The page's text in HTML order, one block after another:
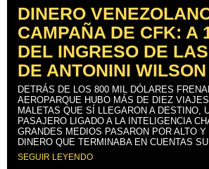
DINERO
CAMPAÑA DE CFK: A
DEL INGRESO DE
DE ANTONINI WILSON
DETRÁS DE LOS 800 MIL DÓLARES
AEROPARQUE HUBO MÁS DE DIEZ
MALETAS QUE SÍ LLEGARON A DESTINO,
PASAJERO LIGADO A LA INTELIGENCIA
GRANDES MEDIOS PASARON POR ALTO Y
DINERO QUE TERMINABA EN CUENTAS
SEGUIR LEYENDO